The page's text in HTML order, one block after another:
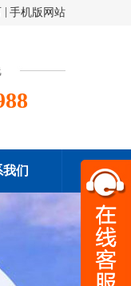
手机版网站
们